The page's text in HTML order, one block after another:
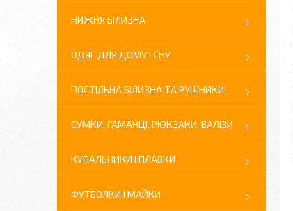
НИЖНЯ БІЛИЗНА
ОДЯГ ДЛЯ ДОМУ І СНУ
ПОСТІЛЬНА БІЛИЗНА ТА РУШНИКИ
СУМКИ, ГАМАНЦІ, РЮКЗАКИ, ВАЛІЗИ
КУПАЛЬНИКИ І ПЛАВКИ
ФУТБОЛКИ І МАЙКИ